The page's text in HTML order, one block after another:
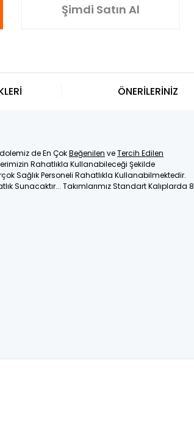
Şimdi Satın Al
de En ÇokBeğenilen veTercih Edilen
Rahatlıkla Kullanabileceği Şekilde
Sağlık Personeli Rahatlıkla Kullanabilmektedir.
Sunacaktır... Takımlarımız Standart Kalıplarda 8
ÖNERİLERİNİZ